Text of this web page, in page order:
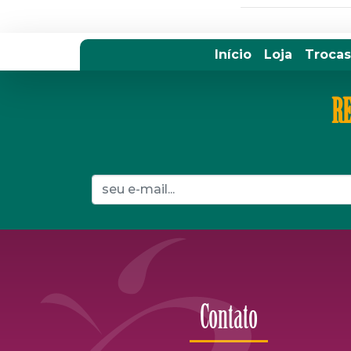
Início Loja
Contato